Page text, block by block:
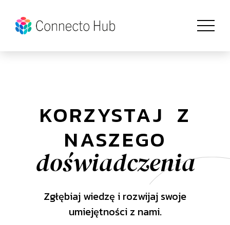
KORZYSTAJ Z
NASZEGO
doświadczenia
Zgłębiaj wiedzę i rozwijaj swoje
umiejętności z nami.